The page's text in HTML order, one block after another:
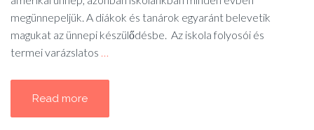
megünnepeljük. A diákok és tanárok egyaránt belevetik
magukat az ünnepi készülődésbe. Az iskola folyosói és
termei varázslatos …
Read more